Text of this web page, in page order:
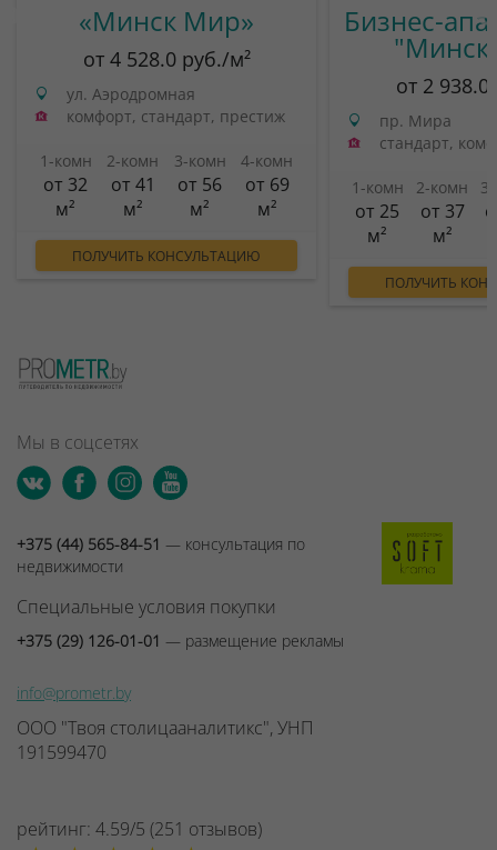
«Минск Мир»
от 4 528.0 руб./м²
ул. Аэродромная
комфорт, стандарт, престиж
1-комн
от 32
м²
2-комн
от 41
м²
3-комн
от 56
м²
4-комн
от 69
м²
ПОЛУЧИТЬ КОНСУЛЬТАЦИЮ
Бизнес-
от 2
пр. Мира
стандарт,
1-комн
от 25
м²
2-комн
от 37
м²
ПОЛУЧИТЬ
Мы в соцсетях
+375 (44) 565-84-51 — консультация по
недвижимости
Специальные условия покупки
+375 (29) 126-01-01 — размещение рекламы
info@prometr.by
ООО "Твоя столицааналитикс", УНП
191599470
рейтинг: 4.59/5 (251 отзывов)